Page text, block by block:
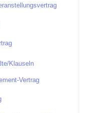
Klauseln
Vertrag